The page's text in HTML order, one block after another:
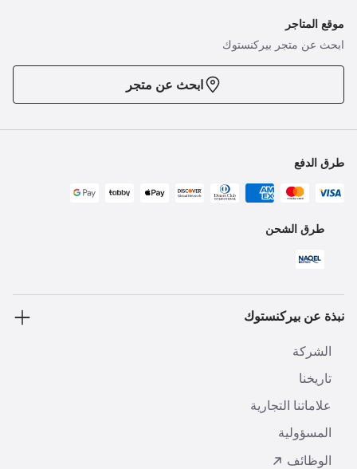
موقع المتاجر
ابحث عن متجر بيركنستوك
ابحث عن متجر
طرق الدفع
طرق الشحن
نبذة عن بيركنستوك
الشركة
تاريخنا
علاماتنا التجارية
المسؤولية
الوظائف